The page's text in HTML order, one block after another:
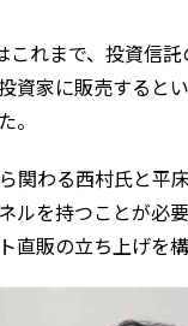
これまで、投資信託
資家に販売すると
。
関わる西村氏と平
ルを持つことが必
直販の立ち上げを